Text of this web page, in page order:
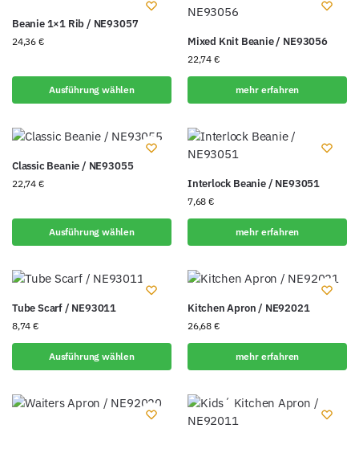
Beanie 1×1 Rib / NE93057
24,36 €
Ausführung wählen
Mixed Knit Beanie / NE93056
22,74 €
mehr erfahren
Classic Beanie / NE93055
22,74 €
Ausführung wählen
Interlock Beanie / NE93051
7,68€
mehr erfahren
Tube Scarf / NE93011
8,74€
Ausführung wählen
Kitchen Apron / NE92021
26,68 €
mehr erfahren